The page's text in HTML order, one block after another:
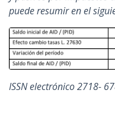
puede resumir en el
ISSN electrónico 2718-